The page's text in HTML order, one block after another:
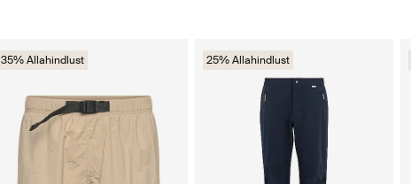
35% Allahindlust 25% Allahindlust